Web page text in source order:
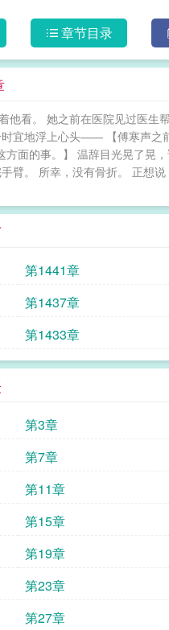
他，“陆总，我们认识吗？
次机会好不好？”那端却是另
章节目录
看。 她之前在医院见过医生
宜地浮上心头—— 【傅寒声之
面的事。】 温辞目光晃了晃
臂。 所幸，没有骨折。 正想
第1441章
第1437章
第1433章
第3章
第7章
第11章
第15章
第19章
第23章
第27章